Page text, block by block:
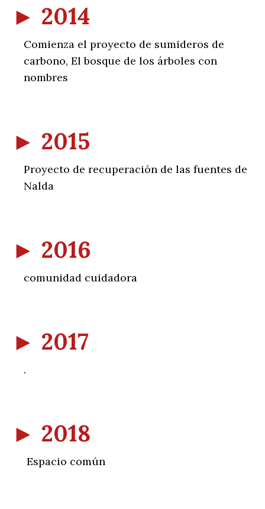
► 2014
Comienza el proyecto de sumideros de
carbono, El bosque de los árboles con
nombres
► 2015
Proyecto de recuperación de las fuentes de
Nalda
► 2016
comunidad cuidadora
► 2017
.
► 2018
Espacio común